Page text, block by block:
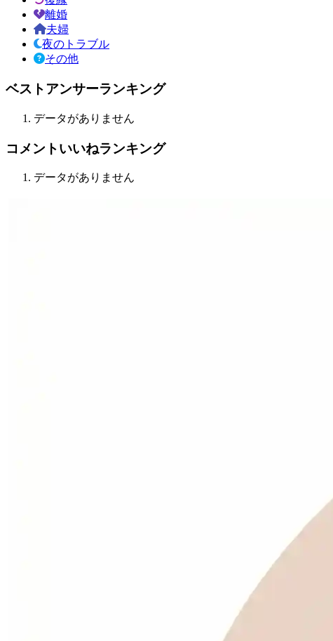
離婚
夫婦
夜のトラブル
その他
ベストアンサーランキング
データがありません
コメントいいねランキング
データがありません